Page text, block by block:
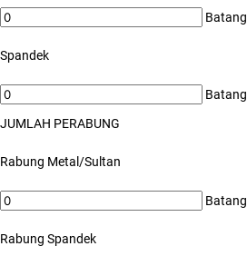
Batang
Spandek
Batang
JUMLAH PERABUNG
Rabung Metal/Sultan
Batang
Rabung Spandek